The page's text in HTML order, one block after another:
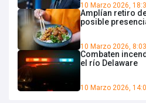
10 Marzo 2026,
Amplían retiro
posible
10 Marzo 2026, 8:03
Combaten
el río Delaware
10 Marzo 2026,